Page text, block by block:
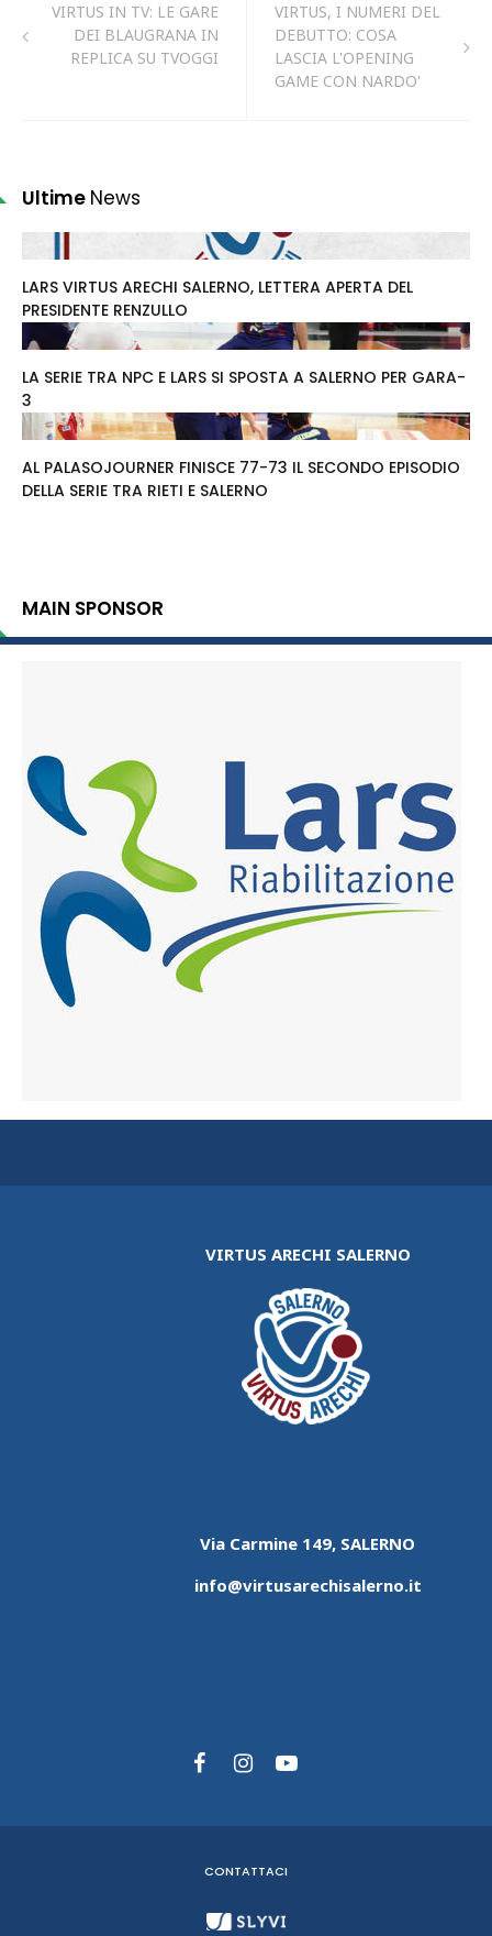
VIRTUS IN TV: LE GARE
DEI BLAUGRANA IN
REPLICA SU TVOGGI
VIRTUS, I NUMERI DEL
DEBUTTO: COSA
LASCIA L'OPENING
GAME CON NARDO'
Ultime News
LARS VIRTUS ARECHI SALERNO, LETTERA APERTA DEL
PRESIDENTE RENZULLO
LA SERIE TRA NPC E LARS SI SPOSTA A SALERNO PER GARA-
3
AL PALASOJOURNER FINISCE 77-73 IL SECONDO EPISODIO
DELLA SERIE TRA RIETI E SALERNO
MAIN SPONSOR
VIRTUS ARECHI SALERNO
Via Carmine 149, SALERNO
info@virtusarechisalerno.it
CONTATTACI